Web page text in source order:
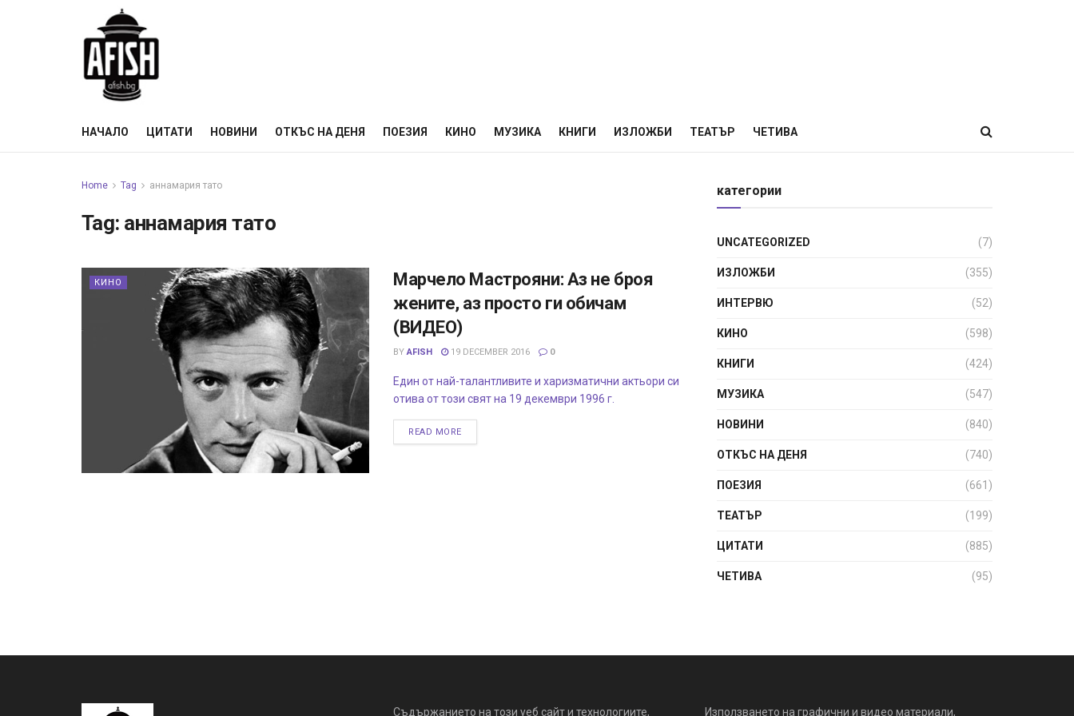
НАЧАЛО ЦИТАТИ НОВИНИ ОТКЪС НА ДЕНЯ ПОЕЗИЯ КИНО МУЗИКА КНИГИ ИЗЛОЖБИ ТЕАТЪР ЧЕТИВА
Home Tag аннамария тато
Tag: аннамария тато
КИНО
Марчело Мастрояни: Аз не броя
жените, аз просто ги обичам
(ВИДЕО)
BY AFISH 19 DECEMBER 2016 0
Един от най-талантливите и харизматични актьори си
отива от този свят на 19 декември 1996 г.
READ MORE
категории
UNCATEGORIZED (7)
ИЗЛОЖБИ (355)
ИНТЕРВЮ (52)
КИНО (598)
КНИГИ (424)
МУЗИКА (547)
НОВИНИ (840)
ОТКЪС НА ДЕНЯ (740)
ПОЕЗИЯ (661)
ТЕАТЪР (199)
ЦИТАТИ (885)
ЧЕТИВА (95)
Съдържанието на този уеб сайт и технологиите, Използването на графични и видео материали,